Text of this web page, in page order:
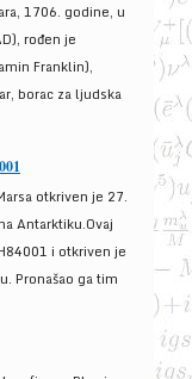
1706. godine, u
rođen je
Franklin),
borac za ljudska
otkriven je 27.
Antarktiku.Ovaj
i otkriven je
Pronašao ga tim